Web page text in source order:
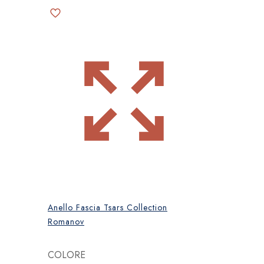
Anello Fascia Tsars Collection
Romanov
COLORE